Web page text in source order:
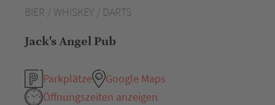
BIER / WHISKEY / DARTS
Jack's Angel Pub
Parkplätze
Google Maps
Öffnungszeiten anzeigen